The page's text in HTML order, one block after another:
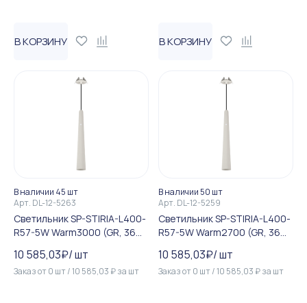
В КОРЗИНУ В КОРЗИНУ
В наличии 45 шт
Арт. DL-12-5263
Светильник SP-STIRIA-L400-
R57-5W Warm3000 (GR, 36
10 585,03₽/шт
Заказ от0 шт/10 585,03 ₽за шт
В наличии 50 шт
Арт. DL-12-5259
Светильник SP-STIRIA-L400-
R57-5W Warm2700 (GR, 36
10 585,03₽/шт
Заказ от0 шт/10 585,03 ₽за шт